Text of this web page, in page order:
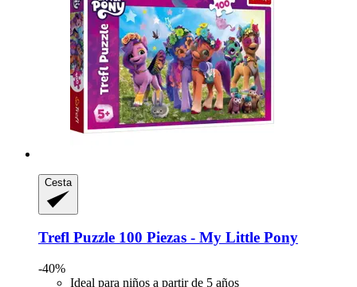
Cesta
Trefl Puzzle 100 Piezas -​ My Little Pony
-40%
Ideal para niños a partir de 5 años